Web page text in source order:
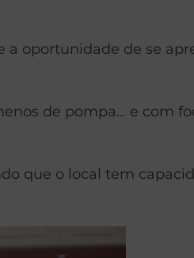
a oportunidade de se
de pompa… e com
que o local tem